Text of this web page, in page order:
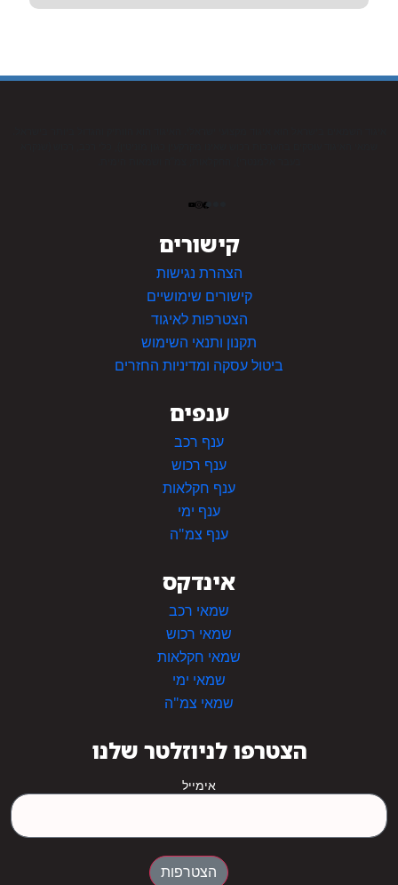
קישורים
הצהרת נגישות
קישורים שימושיים
הצטרפות לאיגוד
תקנון ותנאי השימוש
ביטול עסקה ומדיניות החזרים
ענפים
ענף רכב
ענף רכוש
ענף חקלאות
ענף ימי
ענף צמ"ה
אינדקס
שמאי רכב
שמאי רכוש
שמאי חקלאות
שמאי ימי
שמאי צמ"ה
הצטרפו לניוזלטר שלנו
אימייל
הצטרפות